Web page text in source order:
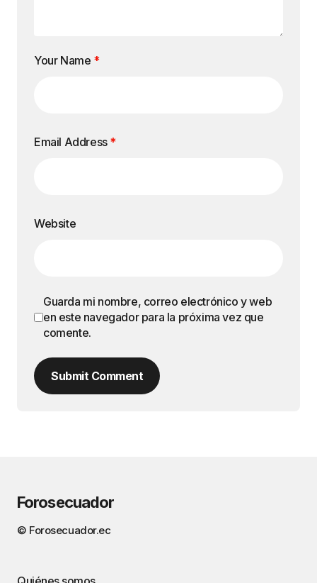
Your Name *
Email Address *
Website
Guarda mi nombre, correo electrónico y web
en este navegador para la próxima vez que
comente.
Submit Comment
Forosecuador
© Forosecuador.ec